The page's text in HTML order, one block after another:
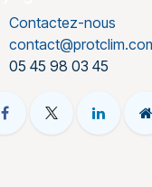
Contactez-nous
05 45 98 03 45